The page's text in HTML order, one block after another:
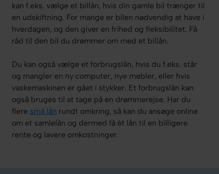
kan f.eks. vælge et billån, hvis din gamle bil trænger til
en udskiftning. For mange er bilen nødvendig at have i
hverdagen, og den giver en frihed og fleksibilitet. Få
råd til den bil du drømmer om med et billån.
Du kan også vælge et forbrugslån, hvis du f.eks. står
og mangler en ny computer, nye møbler, eller hvis
vaskemaskinen er gået i stykker. Et forbrugslån kan
også bruges til at tage på en drømmerejse. Har du
flere små lån rundt omkring, så kan du ansøge online
om et samlelån og dermed få ét lån til en billigere
rente og lavere omkostninger.